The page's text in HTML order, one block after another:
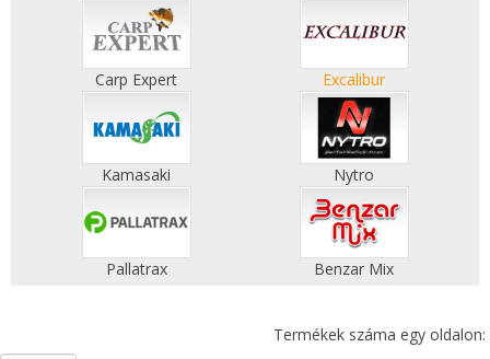
Carp Expert Excalibur
Kamasaki Nytro
Pallatrax Benzar Mix
Termékek száma egy oldalon: